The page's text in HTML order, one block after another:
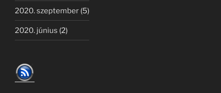
2020. szeptember (5)
2020. június (2)